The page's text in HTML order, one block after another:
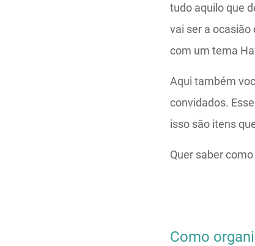
tudo aquilo que
vai ser a
com um tema
Aqui também
convidados.
isso são itens
Quer saber
Como